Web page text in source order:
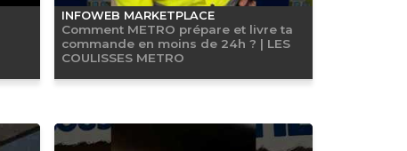
INFOWEB MARKETPLACE
Comment METRO prépare et livre ta
commande en moins de 24h ? | LES
COULISSES METRO